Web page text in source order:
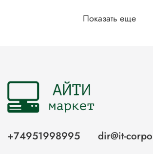
Показать еще
+74951998995 dir@it-